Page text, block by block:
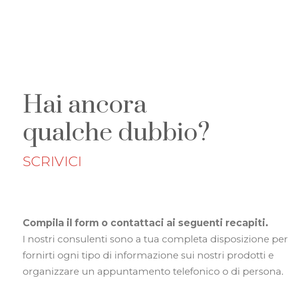
Hai ancora
qualche dubbio?
SCRIVICI
Compila il form o contattaci ai seguenti recapiti.
I nostri consulenti sono a tua completa disposizione per
fornirti ogni tipo di informazione sui nostri prodotti e
organizzare un appuntamento telefonico o di persona.